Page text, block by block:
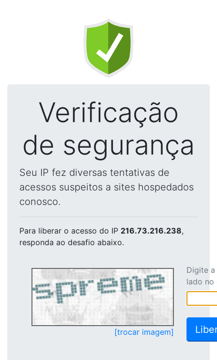
Verificação
de segurança
Seu IP fez diversas tentativas de
acessos suspeitos a sites hospedados
conosco.
Para liberar o acesso do IP 216.73.216.238,
responda ao desafio abaixo.
[trocar imagem]
Digite
lado no